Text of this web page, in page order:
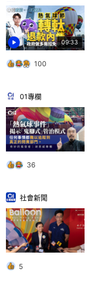
09:33
100
01專欄
36
社會新聞
5